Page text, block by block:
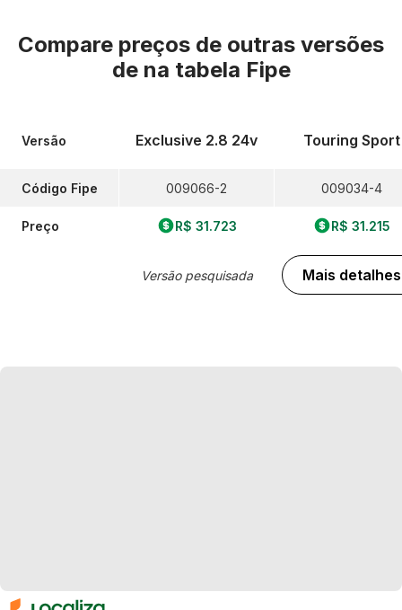
Compare preços de outras versões
de na tabela Fipe
Versão
Código Fipe
Preço
Exclusive 2.8 24v
009066-2
R$ 31.723
Versão pesquisada
Touring Sport
009034-4
R$ 31.215
Mais detalhes